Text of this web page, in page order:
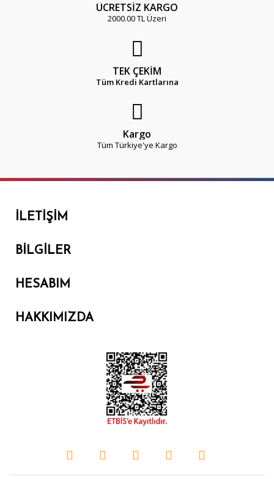
ÜCRETSİZ KARGO
2000.00 TL Üzeri
TEK ÇEKİM
Tüm Kredi Kartlarına
Kargo
Tüm Türkiye'ye Kargo
İLETIŞIM
BILGILER
HESABIM
HAKKIMIZDA